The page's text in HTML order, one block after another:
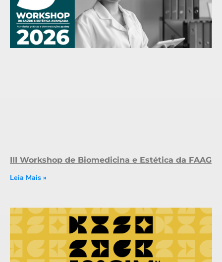
III Workshop de Biomedicina e Estética da FAAG
Leia Mais »